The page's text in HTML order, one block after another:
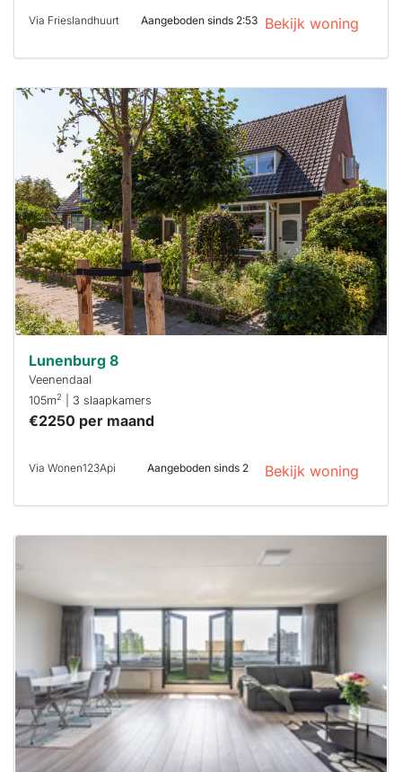
Via Frieslandhuurt Aangeboden sinds 2:53 Bekijk woning
Deze woning
is
waarschijnlijk
al verhuurd
Om kans te
maken moet je
binnen 15
minuten
reageren.
Stekkies helpt
je hierbij!
Lunenburg 8
Veenendaal
105m2 | 3 slaapkamers
€2250 per maand
Via Wonen123Api Aangeboden sinds 2 Bekijk woning
al verhuurd
Om kans te
binnen 15
reageren.
Stekkies helpt
je hierbij!